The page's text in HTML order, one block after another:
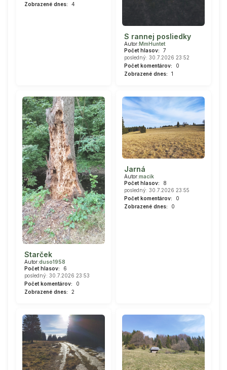
Zobrazené dnes:
4
S rannej posliedky
Autor:MmHuntet
Počet hlasov:
7
posledný: 30.7.2026 23:52
Počet komentárov:
0
Zobrazené dnes:
1
Starček
Autor:duso1958
Počet hlasov:
6
posledný: 30.7.2026 23:53
Počet komentárov:
0
Zobrazené dnes:
2
Jarná
Autor:macik
Počet hlasov:
8
posledný: 30.7.2026 23:55
Počet komentárov:
0
Zobrazené dnes:
0